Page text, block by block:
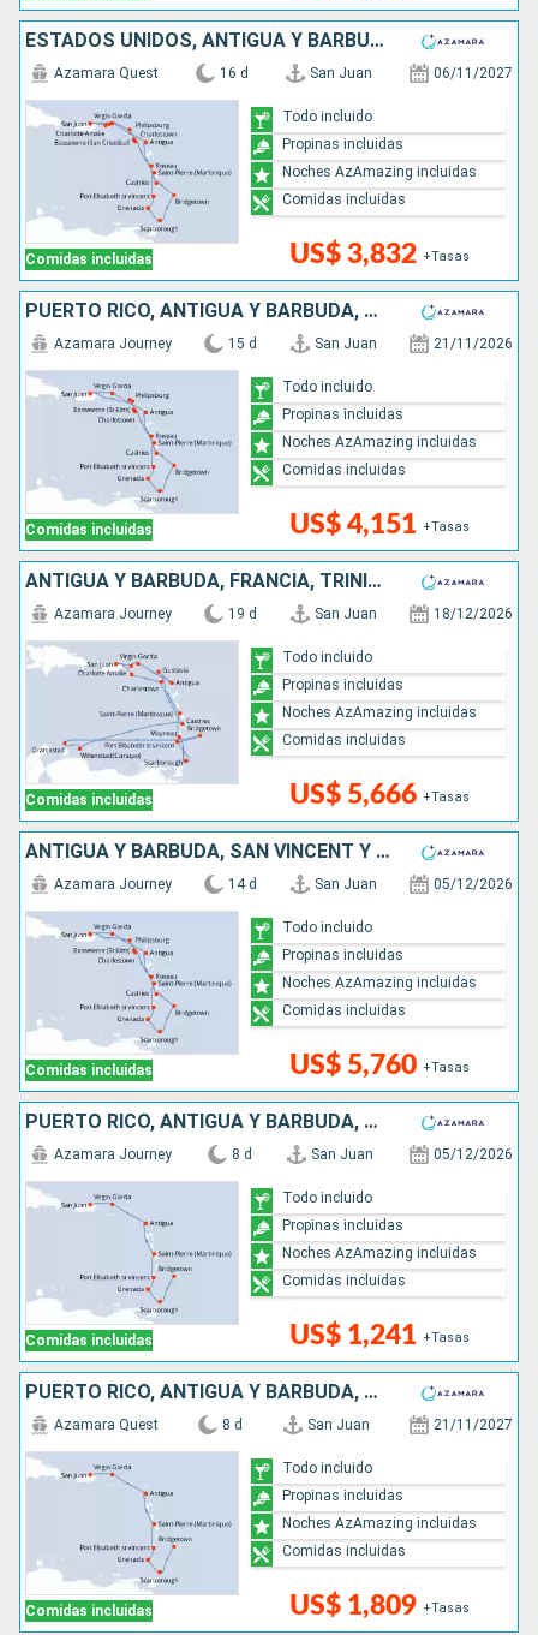
ESTADOS UNIDOS, ANTIGUA Y BARBUDA, SAN VINCENT Y LAS GRANADINAS, GRENADA, TRINIDAD Y TOBAGO, BARBADOS, SANTA LUCIA, DOMINICA, SAN MARTÍN, PUERTO RICO
Comidas incluidas
Azamara Quest 16 d San Juan 06/11/2027
US$ 3,832 +Tasas
Todo incluido
Propinas incluidas
Noches AzAmazing incluidas
Comidas incluidas
PUERTO RICO, ANTIGUA Y BARBUDA, SAN VINCENT Y LAS GRANADINAS, GRENADA, TRINIDAD Y TOBAGO, BARBADOS, SANTA LUCIA, DOMINICA, SAN MARTÍN, FRANCIA
Comidas incluidas
Azamara Journey 15 d San Juan 21/11/2026
US$ 4,151 +Tasas
Todo incluido
Propinas incluidas
Noches AzAmazing incluidas
Comidas incluidas
ANTIGUA Y BARBUDA, FRANCIA, TRINIDAD Y TOBAGO, SAN VINCENT Y LAS GRANADINAS, BARBADOS, ARUBA, SANTA LUCIA, ESTADOS UNIDOS, PUERTO RICO
Comidas incluidas
Azamara Journey 19 d San Juan 18/12/2026
US$ 5,666 +Tasas
Todo incluido
Propinas incluidas
Noches AzAmazing incluidas
Comidas incluidas
ANTIGUA Y BARBUDA, SAN VINCENT Y LAS GRANADINAS, GRENADA, TRINIDAD Y TOBAGO, BARBADOS, SANTA LUCIA, DOMINICA, SAN MARTÍN, PUERTO RICO
Comidas incluidas
Azamara Journey 14 d San Juan 05/12/2026
US$ 5,760 +Tasas
Todo incluido
Propinas incluidas
Noches AzAmazing incluidas
Comidas incluidas
PUERTO RICO, ANTIGUA Y BARBUDA, SAN VINCENT Y LAS GRANADINAS, GRENADA, TRINIDAD Y TOBAGO, BARBADOS
Comidas incluidas
Azamara Journey 8 d San Juan 05/12/2026
US$ 1,241 +Tasas
Todo incluido
Propinas incluidas
Noches AzAmazing incluidas
Comidas incluidas
PUERTO RICO, ANTIGUA Y BARBUDA, SAN VINCENT Y LAS GRANADINAS, GRENADA, TRINIDAD Y TOBAGO, BARBADOS
Comidas incluidas
Azamara Quest 8 d San Juan 21/11/2027
US$ 1,809 +Tasas
Todo incluido
Propinas incluidas
Noches AzAmazing incluidas
Comidas incluidas